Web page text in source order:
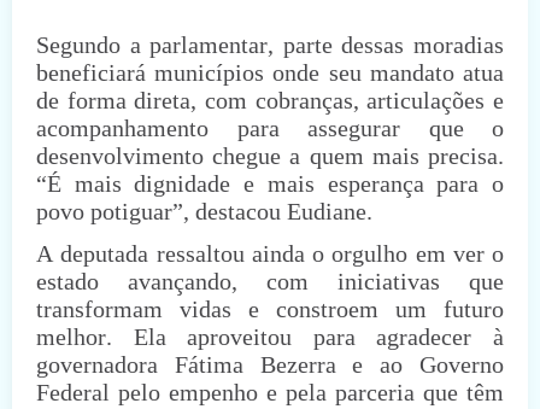
Segundo a parlamentar, parte dessas moradias
beneficiará municípios onde seu mandato atua
de forma direta, com cobranças, articulações e
acompanhamento para assegurar que o
desenvolvimento chegue a quem mais precisa.
“É mais dignidade e mais esperança para o
povo potiguar”, destacou Eudiane.
A deputada ressaltou ainda o orgulho em ver o
estado avançando, com iniciativas que
transformam vidas e constroem um futuro
melhor. Ela aproveitou para agradecer à
governadora Fátima Bezerra e ao Governo
Federal pelo empenho e pela parceria que têm